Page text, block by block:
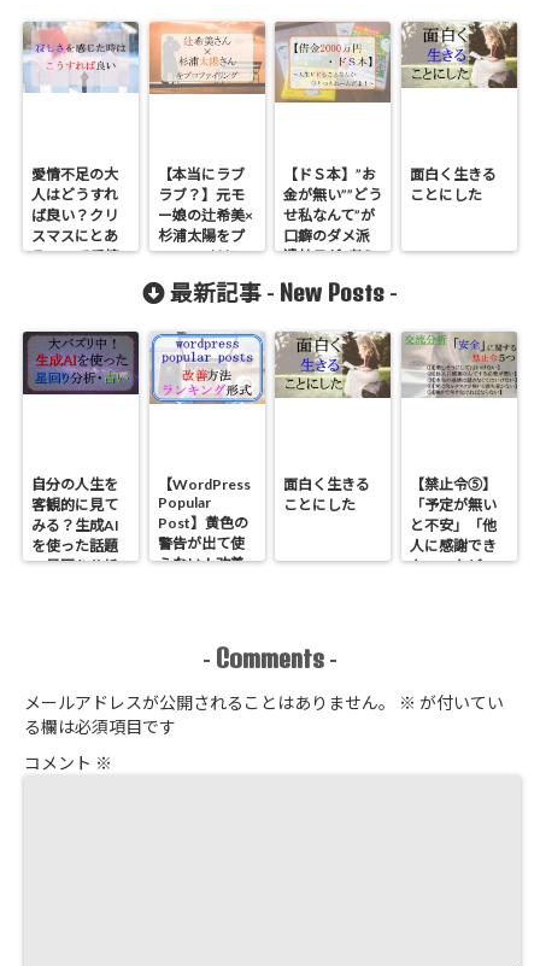
愛情不足の大
人はどうすれ
ば良い？クリ
スマスにとあ
るBARで愛情
【本当にラブ
ラブ？】元モ
ー娘の辻希美×
杉浦太陽をプ
ロファイリン
た”２度の離婚
理由と夫婦仲
の違い
【ドＳ本】”お
金が無い””どう
せ私なんて”が
口癖のダメ派
遣社員が”考え
生逆転したお
万】
面白く生きる
ことにした
最新記事 - New Posts -
自分の人生を
客観的に見て
みる？生成AI
を使った話題
の星回り分析
【WordPress
Popular
Post】黄色の
警告が出て使
えない！改善
面白く生きる
ことにした
【禁止令⑤】
「予定が無い
と不安」「他
人に感謝でき
ない」などの
- Comments -
メールアドレスが公開されることはありません。 ※ が付いてい
る欄は必須項目です
コメント ※